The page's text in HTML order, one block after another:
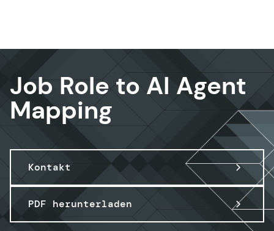
Job Role to AI Agent
Mapping
Kontakt
PDF herunterladen